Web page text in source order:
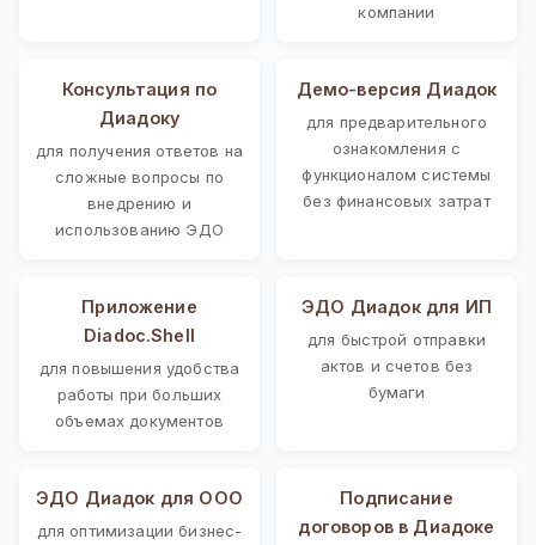
компании
Консультация по
Диадоку
для получения ответов на
сложные вопросы по
внедрению и
использованию ЭДО
Демо-версия Диадок
для предварительного
ознакомления с
функционалом системы
без финансовых затрат
Приложение
Diadoc.Shell
для повышения удобства
работы при больших
объемах документов
ЭДО Диадок для ИП
для быстрой отправки
актов и счетов без
бумаги
ЭДО Диадок для ООО
для оптимизации бизнес-
Подписание
договоров в Диадоке